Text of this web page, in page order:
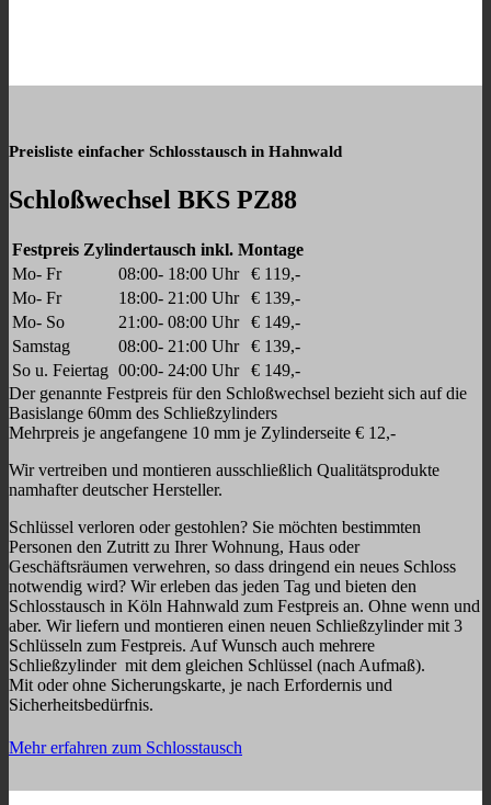
Preisliste einfacher Schlosstausch in Hahnwald
Schloßwechsel BKS PZ88
Festpreis Zylindertausch inkl. Montage
Mo- Fr
08:00- 18:00 Uhr
€ 119,-
Mo- Fr
18:00- 21:00 Uhr
€ 139,-
Mo- So
21:00- 08:00 Uhr
€ 149,-
Samstag
08:00- 21:00 Uhr
€ 139,-
So u. Feiertag 00:00- 24:00 Uhr
€ 149,-
Der genannte Festpreis für den Schloßwechsel bezieht sich auf die
Basislange 60mm des Schließzylinders
Mehrpreis je angefangene 10 mm je Zylinderseite € 12,-
Wir vertreiben und montieren ausschließlich Qualitätsprodukte
namhafter deutscher Hersteller.
Schlüssel verloren oder gestohlen? Sie möchten bestimmten
Personen den Zutritt zu Ihrer Wohnung, Haus oder
Geschäftsräumen verwehren, so dass dringend ein neues Schloss
notwendig wird? Wir erleben das jeden Tag und bieten den
Schlosstausch in Köln Hahnwald zum Festpreis an. Ohne wenn und
aber. Wir liefern und montieren einen neuen Schließzylinder mit 3
Schlüsseln zum Festpreis. Auf Wunsch auch mehrere
Schließzylinder mit dem gleichen Schlüssel (nach Aufmaß).
Mit oder ohne Sicherungskarte, je nach Erfordernis und
Sicherheitsbedürfnis.
Mehr erfahren zum Schlosstausch